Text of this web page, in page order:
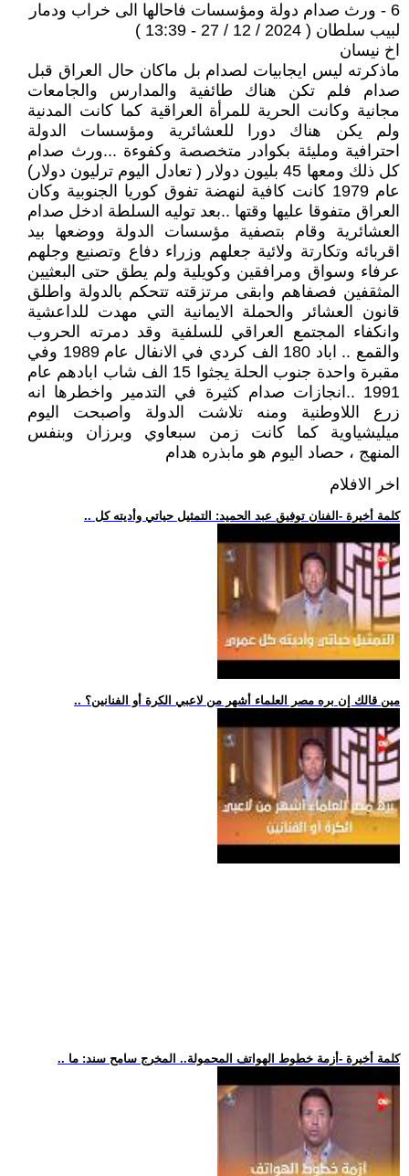
6 - ورث صدام دولة ومؤسسات فاحالها الى خراب ودمار
لبيب سلطان ( 2024 / 12 / 27 - 13:39 )
اخ نيسان
ماذكرته ليس ايجابيات لصدام بل ماكان حال العراق قبل
صدام فلم تكن هناك طائفية والمدارس والجامعات
مجانية وكانت الحرية للمرأة العراقية كما كانت المدنية
ولم يكن هناك دورا للعشائرية ومؤسسات الدولة
احترافية ومليئة بكوادر متخصصة وكفوءة ...ورث صدام
كل ذلك ومعها 45 بليون دولار ( تعادل اليوم ترليون دولار)
عام 1979 كانت كافية لنهضة تفوق كوريا الجنوبية وكان
العراق متفوقا عليها وقتها ..بعد توليه السلطة ادخل صدام
العشائرية وقام بتصفية مؤسسات الدولة ووضعها بيد
اقربائه وتكارتة ولائية جعلهم وزراء دفاع وتصنيع وجلهم
عرفاء وسواق ومرافقين وكويلية ولم يطق حتى البعثيين
المثقفين فصفاهم وابقى مرتزقته تتحكم بالدولة واطلق
قانون العشائر والحملة الايمانية التي مهدت للداعشية
وانكفاء المجتمع العراقي للسلفية وقد دمرته الحروب
والقمع .. اباد 180 الف كردي في الانفال عام 1989 وفي
مقبرة واحدة جنوب الحلة يجثوا 15 الف شاب ابادهم عام
1991 ..انجازات صدام كثيرة في التدمير واخطرها انه
زرع اللاوطنية ومنه تلاشت الدولة واصبحت اليوم
ميليشياوية كما كانت زمن سبعاوي وبرزان وبنفس
المنهج ، حصاد اليوم هو مابذره هدام
اخر الافلام
.. كلمة أخيرة -الفنان توفيق عبد الحميد: التمثيل حياتي وأديته كل
.. مين قالك إن بره مصر العلماء أشهر من لاعبي الكرة أو الفنانين؟
.. كلمة أخيرة -أزمة خطوط الهواتف المحمولة.. المخرج سامح سند: ما